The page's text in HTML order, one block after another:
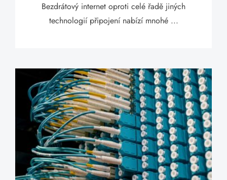
Bezdrátový internet oproti celé řadě jiných
technologií připojení nabízí mnohé ...